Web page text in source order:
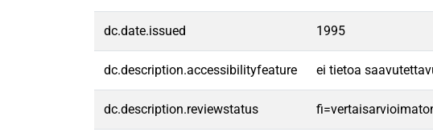
dc.date.issued 1995
dc.description.accessibilityfeature ei tietoa
dc.description.reviewstatus